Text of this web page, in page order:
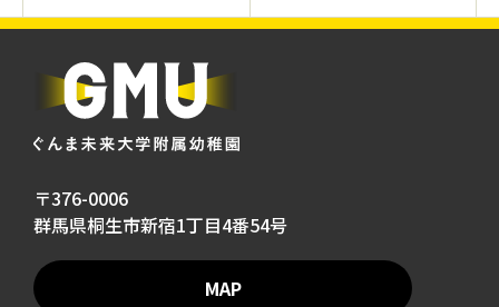
〒376-0006
群馬県桐生市新宿1丁目4番54号
MAP